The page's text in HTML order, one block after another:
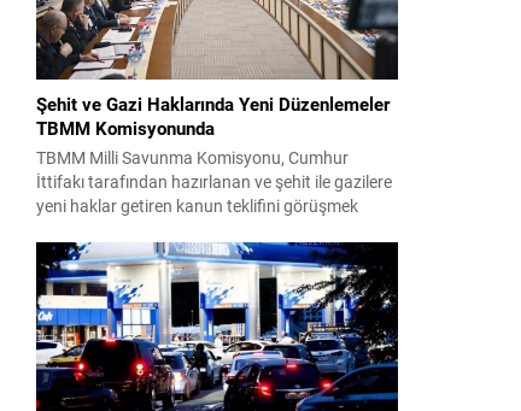
Şehit ve Gazi Haklarında Yeni Düzenlemeler
TBMM Komisyonunda
TBMM Milli Savunma Komisyonu, Cumhur
İttifakı tarafından hazırlanan ve şehit ile gazilere
yeni haklar getiren kanun teklifini görüşmek
komisyonda kabul edildi ve bir dizi düzenleme
benimsendi. Teklif kapsamında, vazife
malullerinden hayatını kaybedenlerin anne ve
babalarına bağlanacak aylık tutarının, net asgari
ücretin altında olmayacağı hükme bağlanıyor....